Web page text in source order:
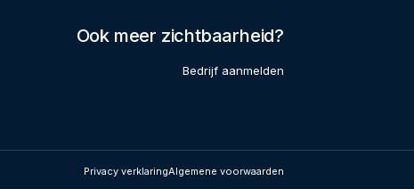
Ook meer zichtbaarheid?
Bedrijf aanmelden
Privacy verklaringAlgemene voorwaarden